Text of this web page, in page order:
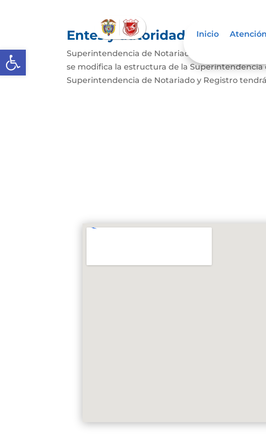
Abrir barra de herramientas
Inicio
Entes y autoridades que lo
Superintendencia de Notariado y Registro En el
se modifica la estructura de la Superintendencia
Superintendencia de Notariado y Registro